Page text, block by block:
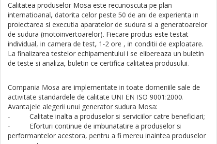
Calitatea produselor Mosa este recunoscuta pe plan
internatioanal, datorita celor peste 50 de ani de experienta in
proiectarea si executia aparatelor de sudura si a generatoarelor
de sudura (motoinvertoarelor). Fiecare produs este testat
individual, in camera de test, 1-2 ore , in conditii de exploatare.
La finalizarea testelor echipamentului i se elibereaza un buletin
de teste si analiza, buletin ce certifica calitatea produsului.
Compania Mosa are implementate in toate domeniile sale de
activitate standardele de calitate UNI EN ISO 9001:2000.
Avantajele alegerii unui generator sudura Mosa:
- Calitate inalta a produselor si serviciilor catre beneficiari;
- Eforturi continue de imbunatatire a produselor si
performantelor acestora, pentru a fi mereu inaintea produselor